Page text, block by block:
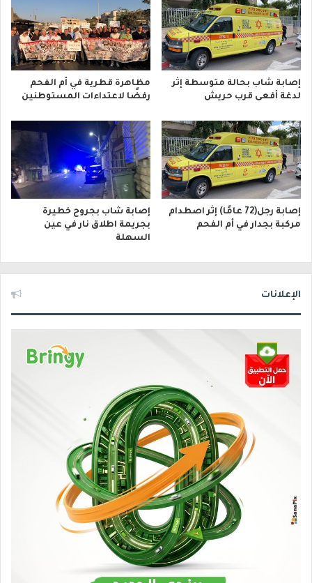
إصابة شاب بحالة متوسطة إثر
لدغة أفعى قرب حريش
مظاهرة قطرية في أم الفحم
رفضًا لاعتداءات المستوطنين
إصابة رجل(72 عامًا) إثر اصطدام
مركبة بجدار في أم الفحم
إصابة شاب بجروح خطيرة
بجريمة اطلاق نار في عين
السهلة
الإعلانات